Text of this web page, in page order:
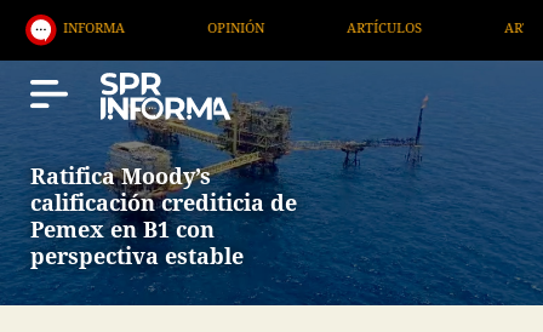
OPINIÓN ARTÍCULOS ARTE / ENTRETENIMIENTO
Ratifica Moody’s
calificación crediticia de
Pemex en B1 con
perspectiva estable